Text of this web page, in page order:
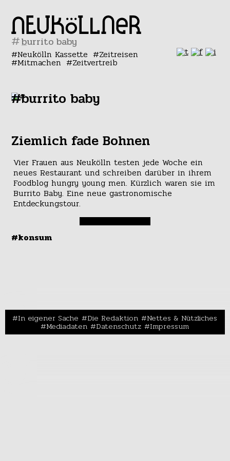
#
Neukölln Kassette Zeitreisen
Mitmachen Zeitvertreib
#burrito baby
Ziemlich fade Bohnen
Vier Frauen aus Neukölln testen jede Woche ein
neues Restaurant und schreiben darüber in ihrem
Foodblog hungry young men. Kürzlich waren sie im
Burrito Baby. Eine neue gastronomische
Entdeckungstour.
#konsum
In eigener Sache Die Redaktion Nettes & Nützliches
Mediadaten Datenschutz Impressum